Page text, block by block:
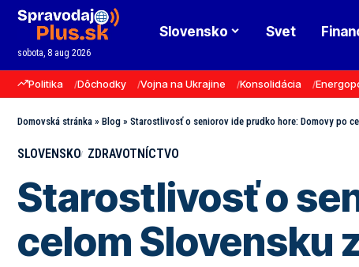
sobota, 8 aug 2026
Slovensko Svet
Politika Dôchodky Vojna na Ukrajine Konsolidácia
Domovská stránka » Blog » Starostlivosť o seniorov ide prudko hore: Domovy po
SLOVENSKO ZDRAVOTNÍCTVO
Starostlivosť o
celom Slovensku